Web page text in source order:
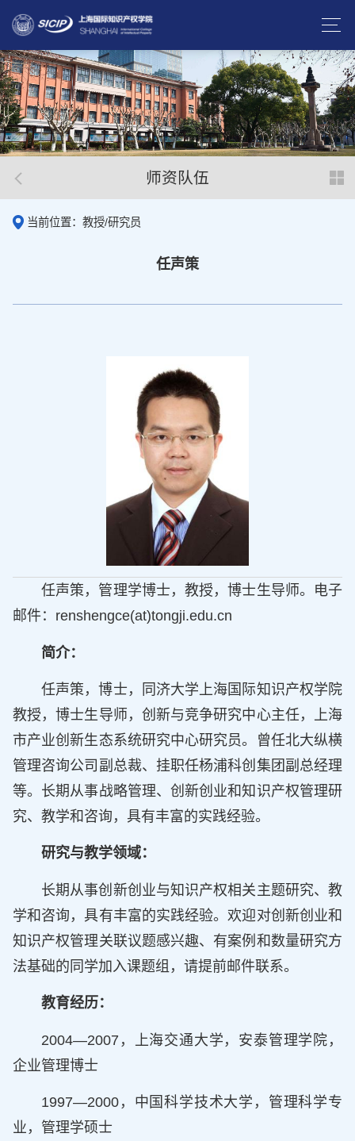
师资队伍
当前位置：教授/研究员
任声策
任声策，管理学博士，教授，博士生导师。电子
邮件：renshengce(at)tongji.edu.cn
简介：
任声策，博士，同济大学上海国际知识产权学院
教授，博士生导师，创新与竞争研究中心主任，上海
市产业创新生态系统研究中心研究员。曾任北大纵横
管理咨询公司副总裁、挂职任杨浦科创集团副总经理
等。长期从事战略管理、创新创业和知识产权管理研
究、教学和咨询，具有丰富的实践经验。
研究与教学领域：
长期从事创新创业与知识产权相关主题研究、教
学和咨询，具有丰富的实践经验。欢迎对创新创业和
知识产权管理关联议题感兴趣、有案例和数量研究方
法基础的同学加入课题组，请提前邮件联系。
教育经历：
2004—2007，上海交通大学，安泰管理学院，
企业管理博士
1997—2000，中国科学技术大学，管理科学专
业，管理学硕士